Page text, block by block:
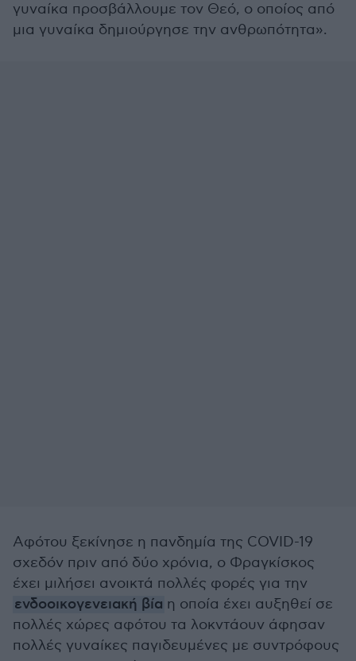
γυναίκα προσβάλλουμε τον Θεό, ο οποίος από
μια γυναίκα δημιούργησε την ανθρωπότητα».
Αφότου ξεκίνησε η πανδημία της COVID-19
σχεδόν πριν από δύο χρόνια, ο Φραγκίσκος
έχει μιλήσει ανοικτά πολλές φορές για την
ενδοοικογενειακή βία η οποία έχει αυξηθεί σε
πολλές χώρες αφότου τα λοκντάουν άφησαν
πολλές γυναίκες παγιδευμένες με συντρόφους